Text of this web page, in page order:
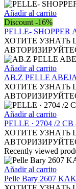
Añadir al carrito
Discount -16%
PELLE- SHOPPER
ХОТИТЕ УЗНАТЬ
Añadir al carrito
AB.Z PELLE
ХОТИТЕ УЗНАТЬ
Añadir al carrito
PELLE · 2704 /2
ХОТИТЕ УЗНАТЬ
Recently viewed
Añadir al carrito
Pelle Bary 2607